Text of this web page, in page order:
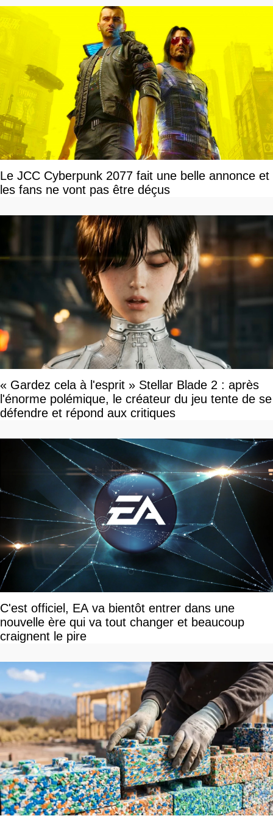
Le JCC Cyberpunk 2077 fait une belle annonce et
les fans ne vont pas être déçus
« Gardez cela à l'esprit » Stellar Blade 2 : après
l'énorme polémique, le créateur du jeu tente de se
défendre et répond aux critiques
C'est officiel, EA va bientôt entrer dans une
nouvelle ère qui va tout changer et beaucoup
craignent le pire